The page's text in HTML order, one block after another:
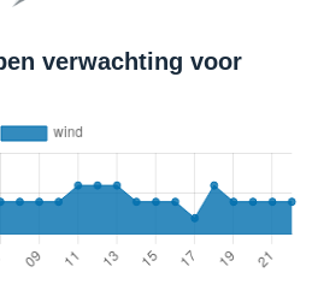
verwachting voor